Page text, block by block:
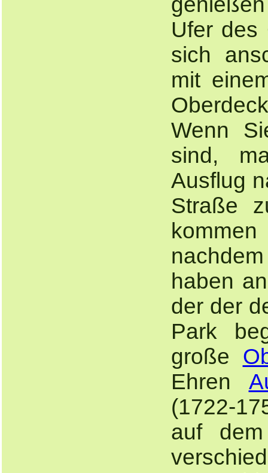
Ufer des
sich
mit
Wenn
sind,
Ausflug
Straße
haben
der der
Park
große
Ehren
(1722-
auf